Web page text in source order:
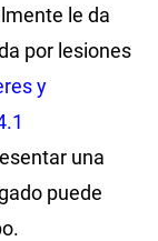
le da
por lesiones
y
una
puede